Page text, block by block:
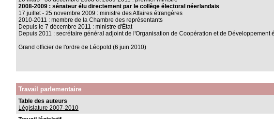
2008-2009 : sénateur élu directement par le collège électoral néerlandais
17 juillet - 25 novembre 2009 : ministre des Affaires étrangères
2010-2011 : membre de la Chambre des représentants
Depuis le 7 décembre 2011 : ministre d'État
Depuis 2011 : secrétaire général adjoint de l'Organisation de Coopération et de Développement
Grand officier de l'ordre de Léopold (6 juin 2010)
Travail parlementaire
Table des auteurs
Législature 2007-2010